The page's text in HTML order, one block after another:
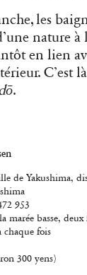
les
nature à
en lien
C’est
.
de Yakushima,
953
marée basse,
chaque fois
300 yens)